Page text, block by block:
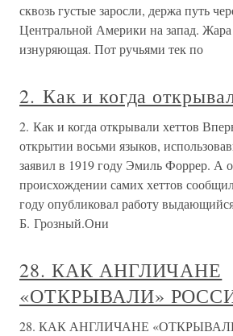
сквозь густые заросли, держа путь
Центральной Америки на запад. Жара
изнуряющая. Пот ручьями тек по
2. Как и когда
2. Как и когда открывали хеттов
открытии восьми языков,
заявил в 1919 году Эмиль Форрер. А
происхождении самих хеттов
году опубликовал работу
Б. Грозный.Они
28. КАК АНГЛИЧАНЕ
«ОТКРЫВАЛИ»
28. КАК АНГЛИЧАНЕ